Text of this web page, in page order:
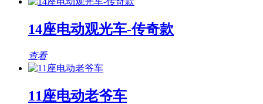
14座电动观光车-传奇款
查看
11座电动老爷车